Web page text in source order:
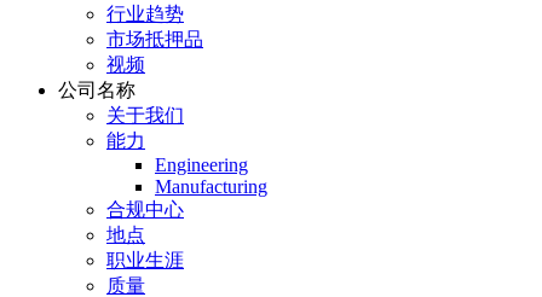
行业趋势
市场抵押品
视频
公司名称
关于我们
能力
Engineering
Manufacturing
合规中心
地点
职业生涯
质量